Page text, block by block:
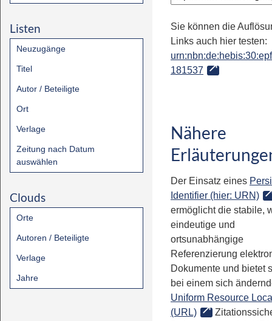
Listen
Neuzugänge
Titel
Autor / Beteiligte
Ort
Verlage
Zeitung nach Datum
auswählen
Clouds
Orte
Autoren / Beteiligte
Verlage
Jahre
Sie können die
Links auch hier testen:
181537
Nähere
Der Einsatz eines
Identifier (hier: URN)
ermöglicht die stabile,
eindeutige und
ortsunabhängige
Referenzierung
Dokumente und bietet
bei einem sich
Uniform Resource
(URL)